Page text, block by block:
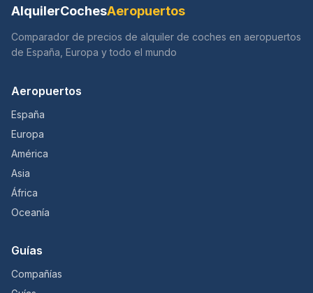
AlquilerCochesAeropuertos
Comparador de precios de alquiler de coches en aeropuertos
de España, Europa y todo el mundo
Aeropuertos
España
Europa
América
Asia
África
Oceanía
Guías
Compañías